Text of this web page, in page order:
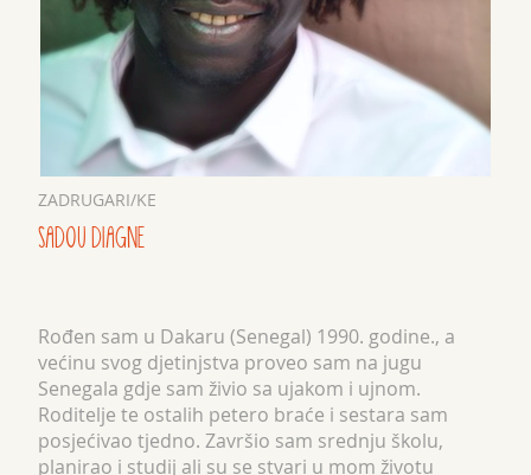
ZADRUGARI/KE
SADOU DIAGNE
Rođen sam u Dakaru (Senegal) 1990. godine., a
većinu svog djetinjstva proveo sam na jugu
Senegala gdje sam živio sa ujakom i ujnom.
Roditelje te ostalih petero braće i sestara sam
posjećivao tjedno. Završio sam srednju školu,
planirao i studij ali su se stvari u mom životu